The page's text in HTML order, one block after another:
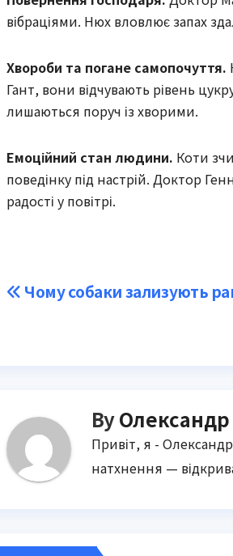
вібраціями. Нюх вловлює запах
Хвороби та погане самопочуття.
Гант, вони відчувають рівень
лишаються поруч із хворими.
Емоційний стан людини. Коти
поведінку під настрій. Доктор
радості у повітрі.
Post
Чому собаки зализують
By
Привіт, я -
натхнення —